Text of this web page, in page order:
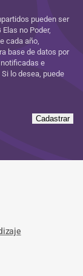
pueden ser
no Poder,
cada año,
base de datos por
e
lo desea, puede
Cadastrar